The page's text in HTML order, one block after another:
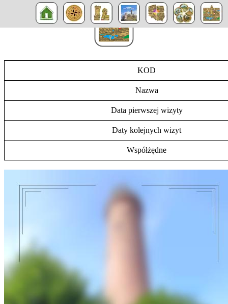
KOD
Nazwa
Data pierwszej wizyty
Daty kolejnych wizyt
Współżędne